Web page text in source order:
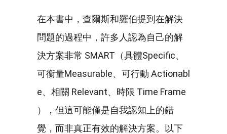
在本書中，查爾斯和羅伯提到在解決
問題的過程中，許多人認為自己的解
決方案非常 SMART（具體Specific、
可衡量Measurable、可行動 Actionabl
e、相關 Relevant、時限 Time Frame
），但這可能僅是自我認知上的錯
覺，而非真正有效的解決方案。以下